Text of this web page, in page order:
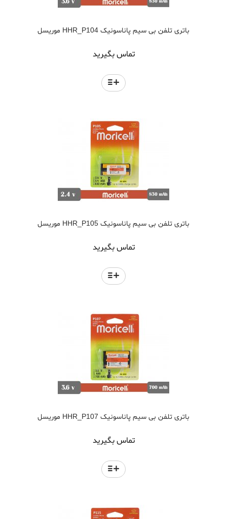
باتری تلفن بی سیم پاناسونیک HHR_P104 موریسل
تماس بگیرید
باتری تلفن بی سیم پاناسونیک HHR_P105 موریسل
تماس بگیرید
باتری تلفن بی سیم پاناسونیک HHR_P107 موریسل
تماس بگیرید